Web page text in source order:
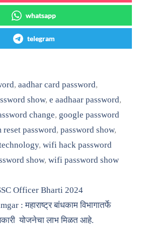
whatsapp
telegram
,aadhar card password,
show, e aadhaar password,
change, google password
reset password, password show,
, wifi hack password
show, wifi password show
Officer Bharti 2024
: महाराष्ट्र बांधकाम विभागातर्फे
योजनेचा लाभ मिळत आहे.